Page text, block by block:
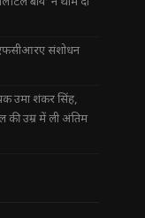
एफसीआरए संशोधन
उमा शंकर सिंह,
की उम्र में ली अंतिम